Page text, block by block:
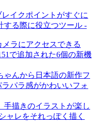
イクポイントがすぐに
する際に役立つツール -
ラにアクセスできる
で追加された6個の新機
ゃんから日本語の新作フ
パラ感がかわいいフォ
手描きのイラストが楽し
ャレをそれっぽく描く